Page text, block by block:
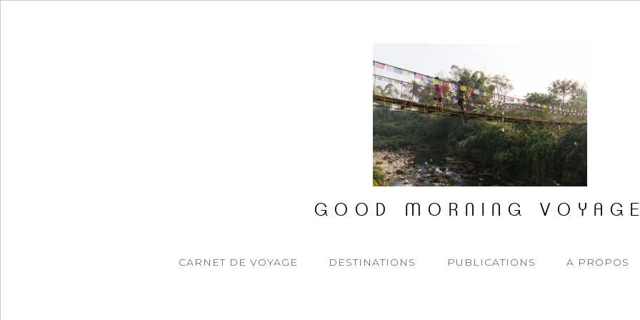
GOOD MORNING VOYAGE
CARNET DE VOYAGE DESTINATIONS PUBLICATIONS A PROPOS